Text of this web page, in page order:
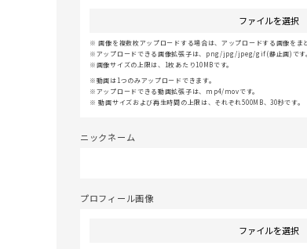
ファイルを選択
画像を複数枚アップロードする場合は、アップロードする画像をま
アップロードできる画像拡張子は、png/jpg/jpeg/gif(静止画)です
画像サイズの上限は、1枚あたり10MBです。
動画は1つのみアップロードできます。
アップロードできる動画拡張子は、mp4/movです。
動画サイズおよび再生時間の上限は、それぞれ500MB、30秒です。
ニックネーム
プロフィール画像
ファイルを選択